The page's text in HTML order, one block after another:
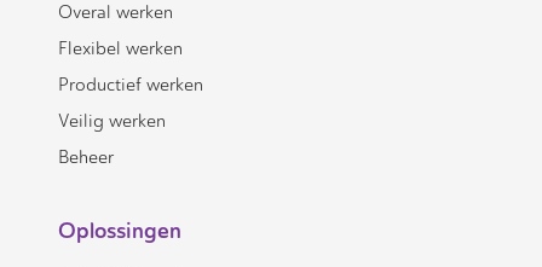
Overal werken
Flexibel werken
Productief werken
Veilig werken
Beheer
Oplossingen